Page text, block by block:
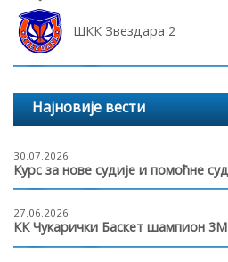
ШКК Звездара 2
Најновије вести
30.07.2026
Курс за нове судије и помоћне
27.06.2026
КК Чукарички Баскет шампион